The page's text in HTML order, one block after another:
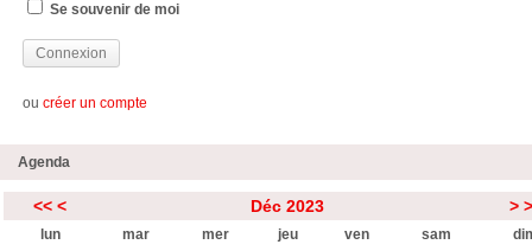
Se souvenir de moi
ou créer un compte
Agenda
<< < Déc 2023 >
lun mar mer jeu ven sam